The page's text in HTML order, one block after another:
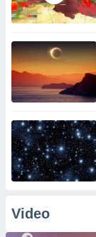
Video